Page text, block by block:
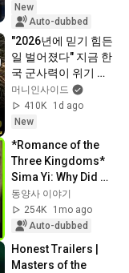
New
Auto-dubbed
"2026년에 믿기 힘든
일 벌어졌다" 지금 한
국 군사력이 위기 상
황인 진짜 이유 (샤를
세환 1부)
머니인사이드
410K
1d ago
New
*Romance of the
Three Kingdoms*
Sima Yi: Why Did
His Family Face the
Annihilation Even
After Conq...
동양사 이야기
254K
1mo ago
Auto-dubbed
Honest Trailers |
Masters of the